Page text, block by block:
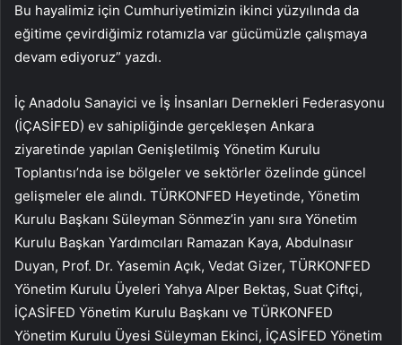
Bu hayalimiz için Cumhuriyetimizin ikinci yüzyılında da
eğitime çevirdiğimiz rotamızla var gücümüzle çalışmaya
devam ediyoruz” yazdı.
İç Anadolu Sanayici ve İş İnsanları Dernekleri Federasyonu
(İÇASİFED) ev sahipliğinde gerçekleşen Ankara
ziyaretinde yapılan Genişletilmiş Yönetim Kurulu
Toplantısı’nda ise bölgeler ve sektörler özelinde güncel
gelişmeler ele alındı. TÜRKONFED Heyetinde, Yönetim
Kurulu Başkanı Süleyman Sönmez’in yanı sıra Yönetim
Kurulu Başkan Yardımcıları Ramazan Kaya, Abdulnasır
Duyan, Prof. Dr. Yasemin Açık, Vedat Gizer, TÜRKONFED
Yönetim Kurulu Üyeleri Yahya Alper Bektaş, Suat Çiftçi,
İÇASİFED Yönetim Kurulu Başkanı ve TÜRKONFED
Yönetim Kurulu Üyesi Süleyman Ekinci, İÇASİFED Yönetim